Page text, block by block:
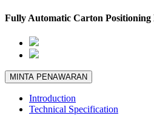
Fully Automatic Carton Positioning
MINTA PENAWARAN
Introduction
Technical Specification